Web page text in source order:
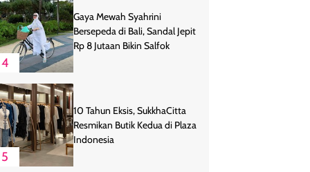
4
Gaya Mewah Syahrini
Bersepeda di Bali, Sandal Jepit
Rp 8 Jutaan Bikin Salfok
5
10 Tahun Eksis, SukkhaCitta
Resmikan Butik Kedua di Plaza
Indonesia